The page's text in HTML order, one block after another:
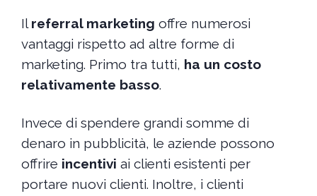
Il referral marketing offre numerosi
vantaggi rispetto ad altre forme di
marketing. Primo tra tutti, ha un costo
relativamente basso.
Invece di spendere grandi somme di
denaro in pubblicità, le aziende possono
offrire incentivi ai clienti esistenti per
portare nuovi clienti. Inoltre, i clienti